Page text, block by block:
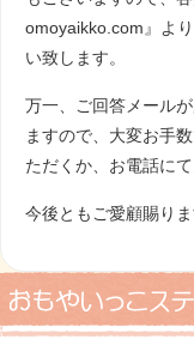
omoyaikko.com』よ
い致します。
万一、ご回答メール
ますので、大変お手
ただくか、お電話に
今後ともご愛顧賜り